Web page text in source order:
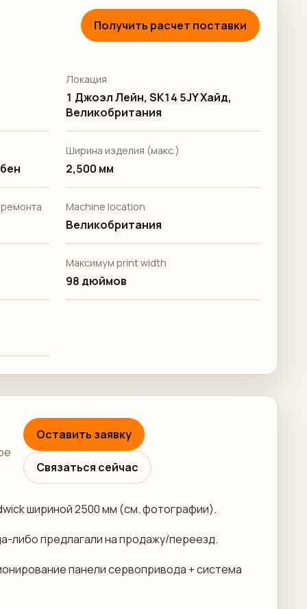
Получить расчет поставки
Локация
1 Джоэл Лейн, SK14 5JY Хайд,
Великобритания
Ширина изделия (макс.)
2,500 мм
Machine location
Великобритания
Максимум print width
98 дюймов
Оставить заявку
Связаться сейчас
шириной 2500 мм (см. фотографии).
либо предлагали на продажу/переезд.
панели сервопривода + система